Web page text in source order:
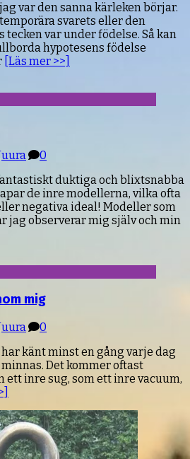
var den sanna kärleken börjar.
svarets eller den
var under födelse. Så kan
hypotesens födelse
[Läs mer >>]
0
duktiga och blixtsnabba
de inre modellerna, vilka ofta
negativa ideal! Modeller som
jag observerar mig själv och min
mig
0
känt minst en gång varje dag
Det kommer oftast
ett inre sug, som ett inre vacuum,